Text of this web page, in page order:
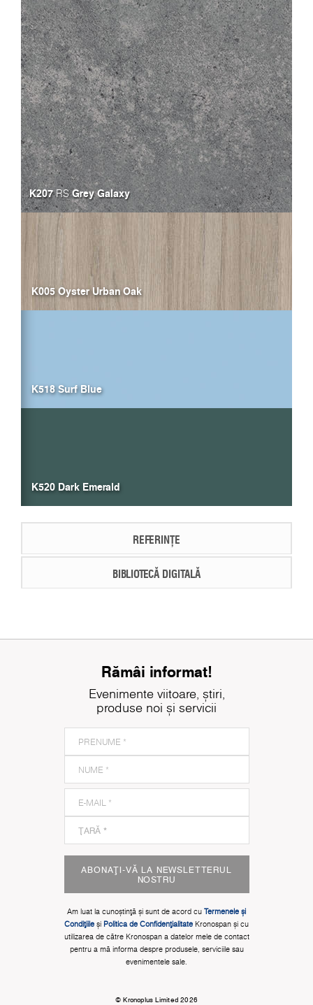
K207RSGrey Galaxy
K005 Oyster Urban Oak
K518 Surf Blue
K520 Dark Emerald
REFERINȚE
BIBLIOTECĂ DIGITALĂ
Rămâi informat!
Evenimente viitoare, știri,
produse noi și servicii
ABONAȚI-VĂ LA NEWSLETTERUL
NOSTRU
Am luat la cunoștinţă și sunt de acord cu Termenele și
Condițiile și Politica de Confidențialitate Kronospan și cu
utilizarea de către Kronospan a datelor mele de contact
pentru a mă informa despre produsele, serviciile sau
evenimentele sale.
© Kronoplus Limited 2026